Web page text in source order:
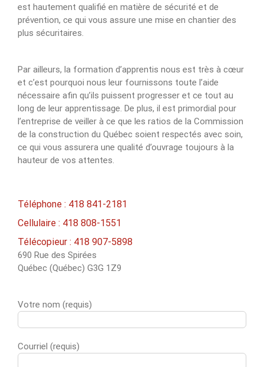
est hautement qualifié en matière de sécurité et de
prévention, ce qui vous assure une mise en chantier des
plus sécuritaires.
Par ailleurs, la formation d’apprentis nous est très à cœur
et c’est pourquoi nous leur fournissons toute l’aide
nécessaire afin qu’ils puissent progresser et ce tout au
long de leur apprentissage. De plus, il est primordial pour
l’entreprise de veiller à ce que les ratios de la Commission
de la construction du Québec soient respectés avec soin,
ce qui vous assurera une qualité d’ouvrage toujours à la
hauteur de vos attentes.
Téléphone : 418 841-2181
Cellulaire : 418 808-1551
Télécopieur : 418 907-5898
690 Rue des Spirées
Québec (Québec) G3G 1Z9
Votre nom (requis)
Courriel (requis)